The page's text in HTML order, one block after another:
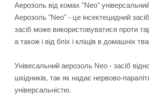
Аерозоль від комах "Neo"
Аерозоль "Neo" - це інсектецидний
засіб може використовуватися проти
а також і від бліх і кліщів в домашніх
Унівесальний аерозоль Neo - засіб
шкідників, так як надає нервово-
універсальністю.